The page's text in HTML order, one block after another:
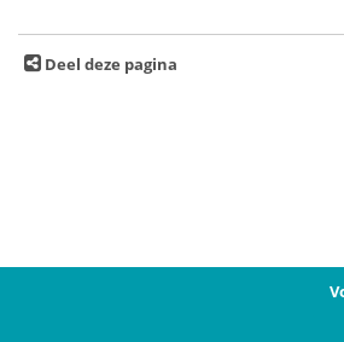
Deel deze pagina